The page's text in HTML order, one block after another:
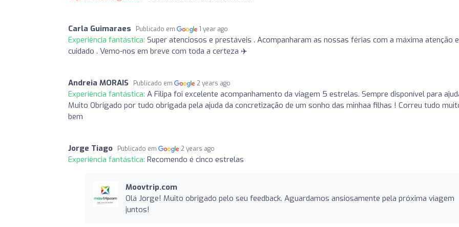
Carla Guimaraes Publicado em 1 year ago
Experiência fantástica: Super atenciosos e prestáveis . Acompanharam as nossas férias com a máxima atenção e
cuidado . Vemo-nos em breve com toda a certeza ✈️
Andreia MORAIS Publicado em 2 years ago
Experiência fantástica: A Filipa foi excelente acompanhamento da viagem 5 estrelas. Sempre disponível para
Muito Obrigado por tudo obrigada pela ajuda da concretização de um sonho das minhaa filhas ! Correu tudo
bem
Jorge Tiago Publicado em 2 years ago
Experiência fantástica: Recomendo é cinco estrelas
Moovtrip.com
Olá Jorge! Muito obrigado pelo seu feedback. Aguardamos ansiosamente pela próxima viagem
juntos!